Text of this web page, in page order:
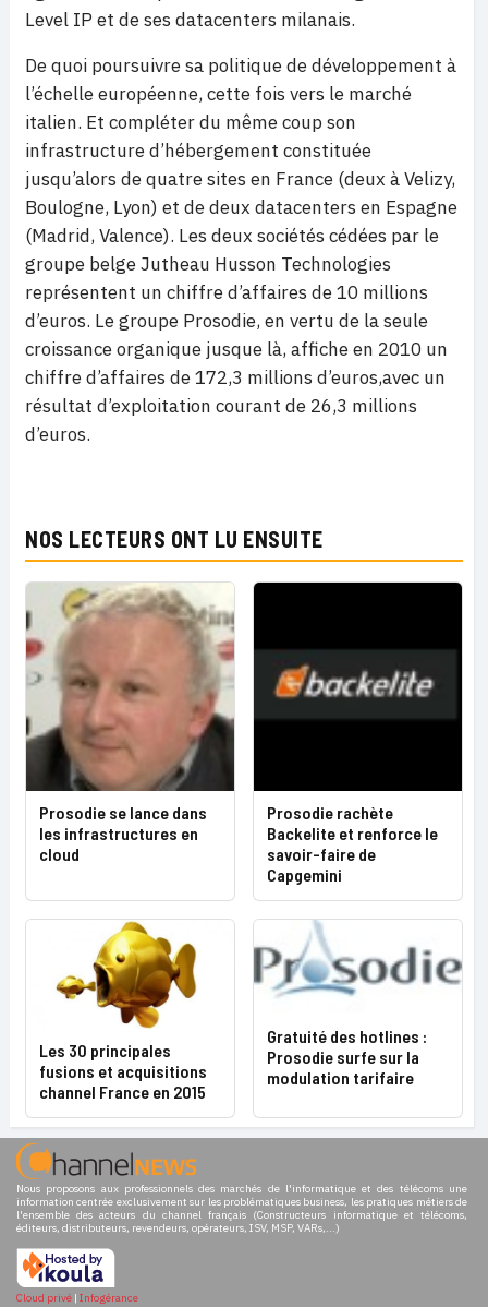
Level IP et de ses datacenters milanais.
De quoi poursuivre sa politique de développement à
l’échelle européenne, cette fois vers le marché
italien. Et compléter du même coup son
infrastructure d’hébergement constituée
jusqu’alors de quatre sites en France (deux à Velizy,
Boulogne, Lyon) et de deux datacenters en Espagne
(Madrid, Valence). Les deux sociétés cédées par le
groupe belge Jutheau Husson Technologies
représentent un chiffre d’affaires de 10 millions
d’euros. Le groupe Prosodie, en vertu de la seule
croissance organique jusque là, affiche en 2010 un
chiffre d’affaires de 172,3 millions d’euros,avec un
résultat d’exploitation courant de 26,3 millions
d’euros.
NOS LECTEURS ONT LU ENSUITE
Prosodie se lance dans
les infrastructures en
cloud
Prosodie rachète
Backelite et renforce le
savoir-faire de
Capgemini
Les 30 principales
fusions et acquisitions
channel France en 2015
Gratuité des hotlines :
Prosodie surfe sur la
modulation tarifaire
Nous proposons aux professionnels des marchés de l'informatique et des télécoms une
information centrée exclusivement sur les problématiques business, les pratiques métiers de
l'ensemble des acteurs du channel français (Constructeurs informatique et télécoms,
éditeurs, distributeurs, revendeurs, opérateurs, ISV, MSP, VARs,...)
Cloud privé | Infogérance